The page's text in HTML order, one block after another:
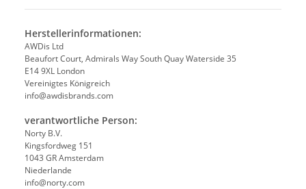
Herstellerinformationen:
AWDis Ltd
Beaufort Court, Admirals Way South Quay Waterside 35
E14 9XL London
Vereinigtes Königreich
info@awdisbrands.com
verantwortliche Person:
Norty B.V.
Kingsfordweg 151
1043 GR Amsterdam
Niederlande
info@norty.com